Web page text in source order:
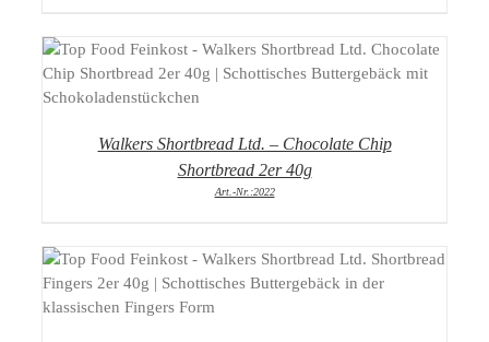
DETAILS
Walkers Shortbread Ltd. – Chocolate Chip
Shortbread 2er 40g
Art.-Nr.:2022